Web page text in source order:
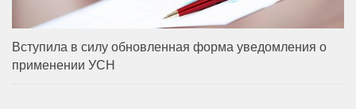
Вступила в силу обновленная форма уведомления о
применении УСН